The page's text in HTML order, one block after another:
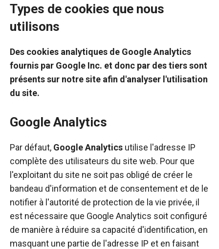
Types de cookies que nous
utilisons
Des cookies analytiques de Google Analytics
fournis par Google Inc. et donc par des tiers sont
présents sur notre site afin d'analyser l'utilisation
du site.
Google Analytics
Par défaut, Google Analytics utilise l'adresse IP
complète des utilisateurs du site web. Pour que
l'exploitant du site ne soit pas obligé de créer le
bandeau d'information et de consentement et de le
notifier à l'autorité de protection de la vie privée, il
est nécessaire que Google Analytics soit configuré
de manière à réduire sa capacité d'identification, en
masquant une partie de l'adresse IP et en faisant